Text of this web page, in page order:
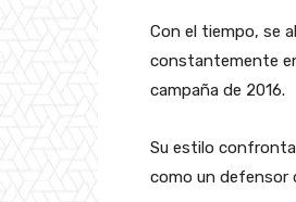
Con el tiempo, se
constantemente
campaña de 2016.
Su estilo
como un defensor